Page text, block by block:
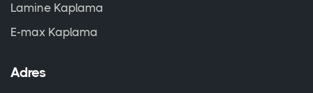
Lamine Kaplama
E-max Kaplama
Adres